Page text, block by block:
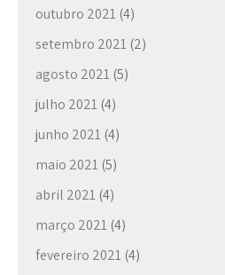
outubro 2021 (4)
setembro 2021 (2)
agosto 2021 (5)
julho 2021 (4)
junho 2021 (4)
maio 2021 (5)
abril 2021 (4)
março 2021 (4)
fevereiro 2021 (4)